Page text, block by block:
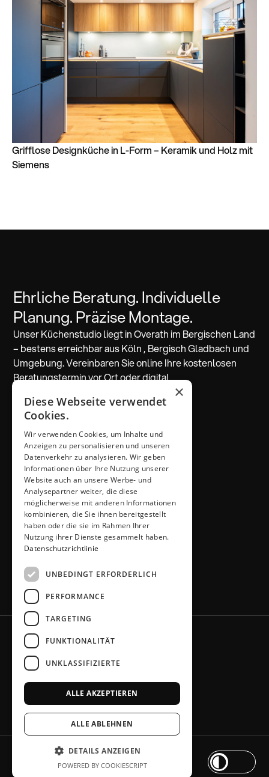
Grifflose Designküche in L-Form – Keramik und Holz mit
Siemens
Ehrliche Beratung. Individuelle
Planung. Präzise Montage.
Unser Küchenstudio liegt in Overath im Bergischen Land
– bestens erreichbar aus Köln , Bergisch Gladbach und
Umgebung. Vereinbaren Sie online Ihre kostenlosen
Beratungstermin vor Ort oder digital.
Beratung vereinbaren
ADRESSE & KONTAKT
Küchen Thiemann
Thiemann GmbH
Krombacher Straße 4
51491 Overath
02206 / 6461
info@kuechen-thiemann.de
ÖFFNUNGSZEITEN
Mo – Fr
9 – 18 Uhr
Sa
9 – 13 Uhr
oder gerne nach Absprache
ImpressumDatenschutzBarrierefreiheit
×
Diese Webseite verwendet
Cookies.
Wir verwenden Cookies, um Inhalte und
Anzeigen zu personalisieren und unseren
Datenverkehr zu analysieren. Wir geben
Informationen über Ihre Nutzung unserer
Website auch an unsere Werbe- und
Analysepartner weiter, die diese
möglicherweise mit anderen Informationen
kombinieren, die Sie ihnen bereitgestellt
haben oder die sie im Rahmen Ihrer
Nutzung ihrer Dienste gesammelt haben.
Datenschutzrichtlinie
UNBEDINGT ERFORDERLICH
PERFORMANCE
TARGETING
FUNKTIONALITÄT
UNKLASSIFIZIERTE
ALLE AKZEPTIEREN
ALLE ABLEHNEN
DETAILS ANZEIGEN
POWERED BY COOKIESCRIPT